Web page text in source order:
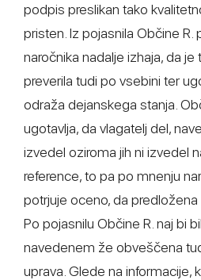
podpis preslikan tako
pristen. Iz pojasnila Občine R.
naročnika nadalje izhaja, da
preverila tudi po vsebini ter
odraža dejanskega stanja.
ugotavlja, da vlagatelj del,
izvedel oziroma jih ni izvedel
reference, to pa po mnenju
potrjuje oceno, da predložena
Po pojasnilu Občine R. naj bi
navedenem že obveščena
uprava. Glede na informacije,